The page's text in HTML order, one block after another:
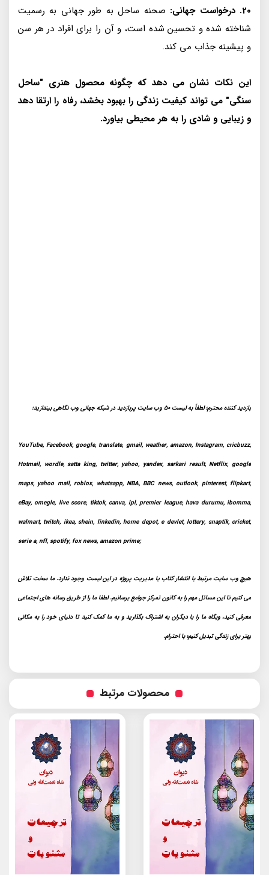
20. درخواست جهانی:
صحنه ساحل به طور جهانی به رسمیت
شناخته شده و تحسین شده است، و آن را برای افراد در هر سن
و پیشینه جذاب می کند.
این نکات نشان می دهد که چگونه محصول هنری "ساحل
سنگی" می تواند کیفیت زندگی را بهبود بخشد، رفاه را ارتقا دهد
و زیبایی و شادی را به هر محیطی بیاورد.
بازدید کننده محترم؛ لطفاً به لیست 50 وب سایت پربازدید در شبکه جهانی وب نگاهی بیندازید:
YouTube, Facebook, google, translate, gmail, weather, amazon, Instagram, cricbuzz,
Hotmail, wordle, satta king, twitter, yahoo, yandex, sarkari result, Netflix, google
maps, yahoo mail, roblox, whatsapp, NBA, BBC news, outlook, pinterest, flipkart,
eBay, omegle, live score, tiktok, canva, ipl, premier league, hava durumu, ibomma,
walmart, twitch, ikea, shein, linkedin, home depot, e devlet, lottery, snaptik, cricket,
serie a, nfl, spotify, fox news, amazon prime;
هیچ وب سایت مرتبط با انتشار کتاب یا مدیریت پروژه در این لیست وجود ندارد. ما سخت تلاش
می کنیم تا این مسائل مهم را به کانون تمرکز جوامع برسانیم. لطفا ما را از طریق رسانه های اجتماعی
معرفی کنید، وبگاه ما را با دیگران به اشتراک بگذارید و به ما کمک کنید تا دنیای خود را به مکانی
بهتر برای زندگی تبدیل کنیم؛ با احترام.
محصولات مرتبط